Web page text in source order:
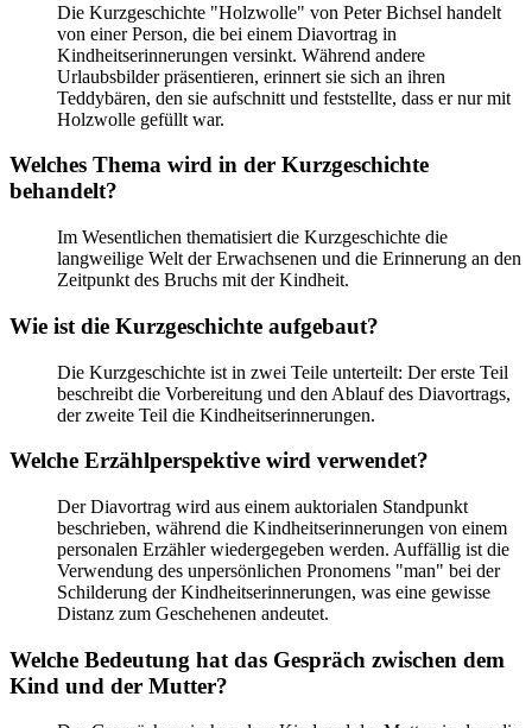
Die Kurzgeschichte "Holzwolle" von Peter Bichsel handelt
von einer Person, die bei einem Diavortrag in
Kindheitserinnerungen versinkt. Während andere
Urlaubsbilder präsentieren, erinnert sie sich an ihren
Teddybären, den sie aufschnitt und feststellte, dass er nur mit
Holzwolle gefüllt war.
Welches Thema wird in der Kurzgeschichte
behandelt?
Im Wesentlichen thematisiert die Kurzgeschichte die
langweilige Welt der Erwachsenen und die Erinnerung an den
Zeitpunkt des Bruchs mit der Kindheit.
Wie ist die Kurzgeschichte aufgebaut?
Die Kurzgeschichte ist in zwei Teile unterteilt: Der erste Teil
beschreibt die Vorbereitung und den Ablauf des Diavortrags,
der zweite Teil die Kindheitserinnerungen.
Welche Erzählperspektive wird verwendet?
Der Diavortrag wird aus einem auktorialen Standpunkt
beschrieben, während die Kindheitserinnerungen von einem
personalen Erzähler wiedergegeben werden. Auffällig ist die
Verwendung des unpersönlichen Pronomens "man" bei der
Schilderung der Kindheitserinnerungen, was eine gewisse
Distanz zum Geschehenen andeutet.
Welche Bedeutung hat das Gespräch zwischen dem
Kind und der Mutter?